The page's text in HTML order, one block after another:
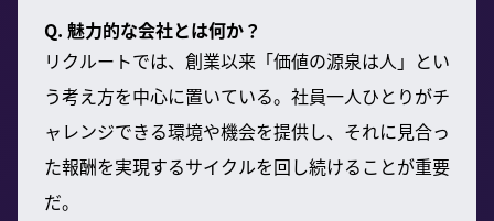
Q. 魅力的な会社とは何か？
リクルートでは、創業以来「価値の源泉は人」とい
う考え方を中心に置いている。社員一人ひとりがチ
ャレンジできる環境や機会を提供し、それに見合っ
た報酬を実現するサイクルを回し続けることが重要
だ。